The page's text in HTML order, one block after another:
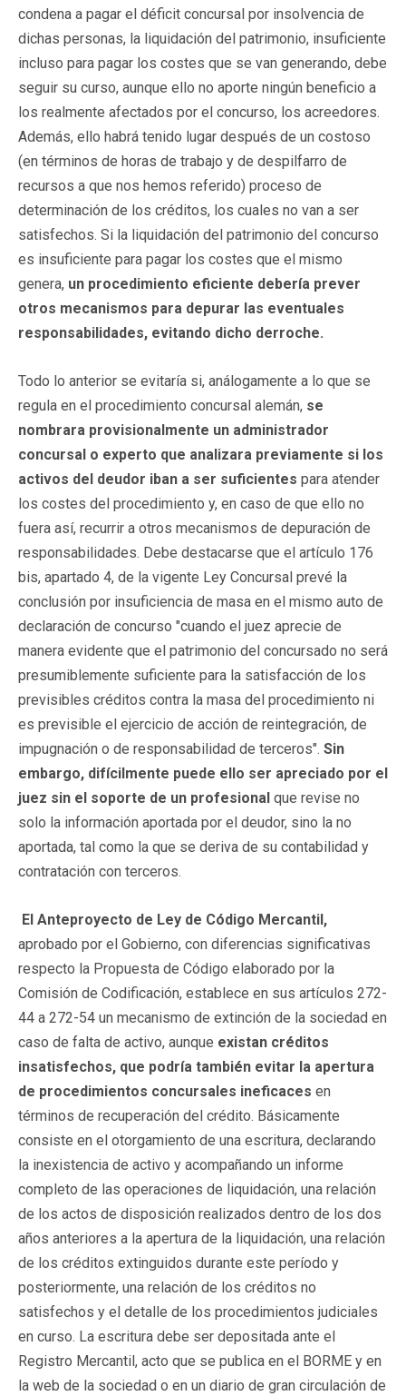
condena a pagar el déficit concursal por insolvencia de
dichas personas, la liquidación del patrimonio, insuficiente
incluso para pagar los costes que se van generando, debe
seguir su curso, aunque ello no aporte ningún beneficio a
los realmente afectados por el concurso, los acreedores.
Además, ello habrá tenido lugar después de un costoso
(en términos de horas de trabajo y de despilfarro de
recursos a que nos hemos referido) proceso de
determinación de los créditos, los cuales no van a ser
satisfechos. Si la liquidación del patrimonio del concurso
es insuficiente para pagar los costes que el mismo
genera, un procedimiento eficiente debería prever
otros mecanismos para depurar las eventuales
responsabilidades, evitando dicho derroche.
Todo lo anterior se evitaría si, análogamente a lo que se
regula en el procedimiento concursal alemán, se
nombrara provisionalmente un administrador
concursal o experto que analizara previamente si los
activos del deudor iban a ser suficientes para atender
los costes del procedimiento y, en caso de que ello no
fuera así, recurrir a otros mecanismos de depuración de
responsabilidades. Debe destacarse que el artículo 176
bis, apartado 4, de la vigente Ley Concursal prevé la
conclusión por insuficiencia de masa en el mismo auto de
declaración de concurso "cuando el juez aprecie de
manera evidente que el patrimonio del concursado no será
presumiblemente suficiente para la satisfacción de los
previsibles créditos contra la masa del procedimiento ni
es previsible el ejercicio de acción de reintegración, de
impugnación o de responsabilidad de terceros". Sin
embargo, difícilmente puede ello ser apreciado por el
juez sin el soporte de un profesional que revise no
solo la información aportada por el deudor, sino la no
aportada, tal como la que se deriva de su contabilidad y
contratación con terceros.
El Anteproyecto de Ley de Código Mercantil,
aprobado por el Gobierno, con diferencias significativas
respecto la Propuesta de Código elaborado por la
Comisión de Codificación, establece en sus artículos 272-
44 a 272-54 un mecanismo de extinción de la sociedad en
caso de falta de activo, aunque existan créditos
insatisfechos, que podría también evitar la apertura
de procedimientos concursales ineficaces en
términos de recuperación del crédito. Básicamente
consiste en el otorgamiento de una escritura, declarando
la inexistencia de activo y acompañando un informe
completo de las operaciones de liquidación, una relación
de los actos de disposición realizados dentro de los dos
años anteriores a la apertura de la liquidación, una relación
de los créditos extinguidos durante este período y
posteriormente, una relación de los créditos no
satisfechos y el detalle de los procedimientos judiciales
en curso. La escritura debe ser depositada ante el
Registro Mercantil, acto que se publica en el BORME y en
la web de la sociedad o en un diario de gran circulación de